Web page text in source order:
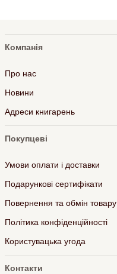
Компанія
Про нас
Новини
Адреси книгарень
Покупцеві
Умови оплати і доставки
Подарункові сертифікати
Повернення та обмін товару
Політика конфіденційності
Користувацька угода
Контакти